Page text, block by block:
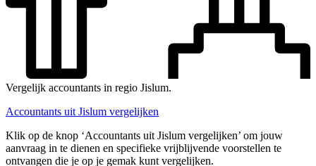
Vergelijk accountants in regio Jislum.
Accountants uit Jislum vergelijken
Klik op de knop ‘Accountants uit Jislum vergelijken’ om jouw
aanvraag in te dienen en specifieke vrijblijvende voorstellen te
ontvangen die je op je gemak kunt vergelijken.